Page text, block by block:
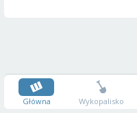
Główna Wykopalisko